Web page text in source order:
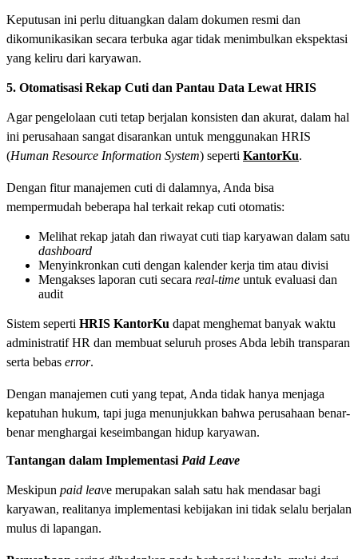
Keputusan ini perlu dituangkan dalam dokumen resmi dan
dikomunikasikan secara terbuka agar tidak menimbulkan ekspektasi
yang keliru dari karyawan.
5. Otomatisasi Rekap Cuti dan Pantau Data Lewat HRIS
Agar pengelolaan cuti tetap berjalan konsisten dan akurat, dalam hal
ini perusahaan sangat disarankan untuk menggunakan HRIS
(Human Resource Information System) seperti KantorKu.
Dengan fitur manajemen cuti di dalamnya, Anda bisa
mempermudah beberapa hal terkait rekap cuti otomatis:
Melihat rekap jatah dan riwayat cuti tiap karyawan dalam satu
dashboard
Menyinkronkan cuti dengan kalender kerja tim atau divisi
Mengakses laporan cuti secara real-time untuk evaluasi dan
audit
Sistem seperti HRIS KantorKu dapat menghemat banyak waktu
administratif HR dan membuat seluruh proses Abda lebih transparan
serta bebas error.
Dengan manajemen cuti yang tepat, Anda tidak hanya menjaga
kepatuhan hukum, tapi juga menunjukkan bahwa perusahaan benar-
benar menghargai keseimbangan hidup karyawan.
Tantangan dalam Implementasi Paid Leave
Meskipun paid leave merupakan salah satu hak mendasar bagi
karyawan, realitanya implementasi kebijakan ini tidak selalu berjalan
mulus di lapangan.